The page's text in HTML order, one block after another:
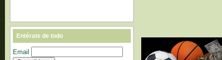
Entérate de todo
Email